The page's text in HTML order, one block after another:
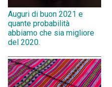
Auguri di buon 2021 e
quante probabilità
abbiamo che sia migliore
del 2020.